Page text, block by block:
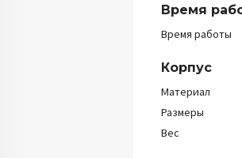
Время
Время работы
Корпус
Материал
Размеры
Вес